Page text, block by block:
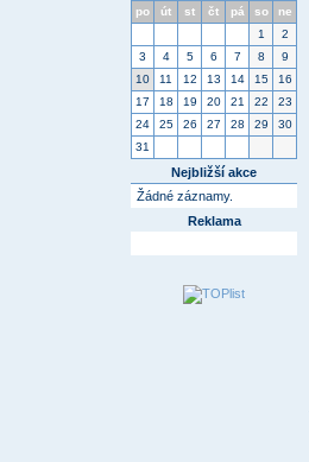
po út st čt pá so
ne
1
2
3
4 5 6 7 8
9
10
11 12 13 14 15
16
17
18 19 20 21 22
23
24
25 26 27 28 29
30
31
Nejbližší akce
Žádné záznamy.
Reklama